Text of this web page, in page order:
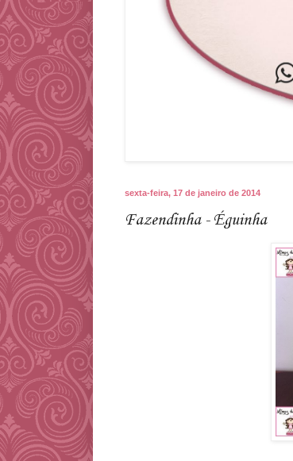
sexta-feira, 17 de janeiro de 2014
Fazendinha - Éguinha